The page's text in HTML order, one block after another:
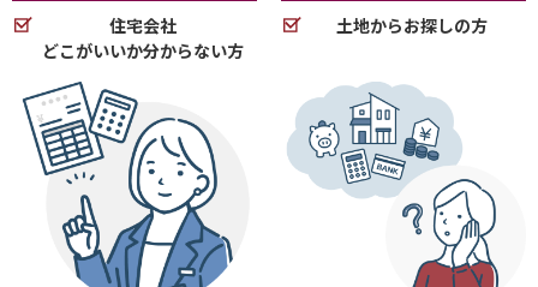
住宅会社
どこがいいか分からない方
土地からお探しの方